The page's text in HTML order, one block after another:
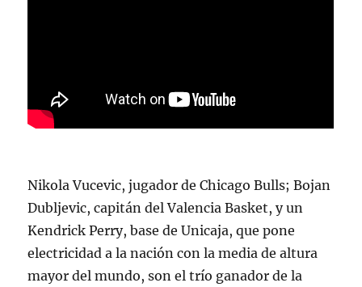
Nikola Vucevic, jugador de Chicago Bulls; Bojan
Dubljevic, capitán del Valencia Basket, y un
Kendrick Perry, base de Unicaja, que pone
electricidad a la nación con la media de altura
mayor del mundo, son el trío ganador de la